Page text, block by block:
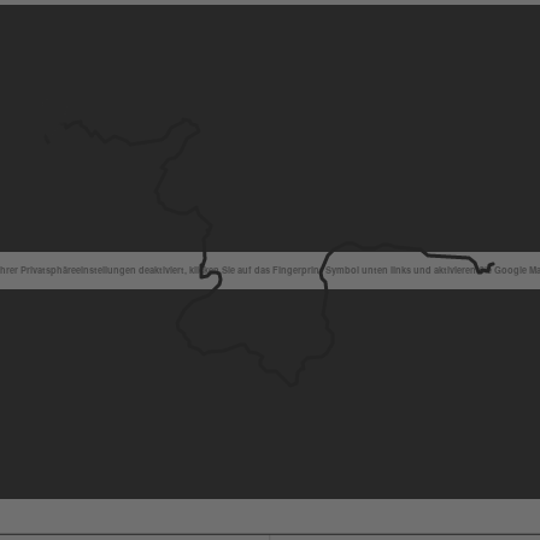
Privatsphäreeinstellungen deaktiviert, klicken Sie auf das Fingerprint Symbol unten links und aktivieren Sie Google